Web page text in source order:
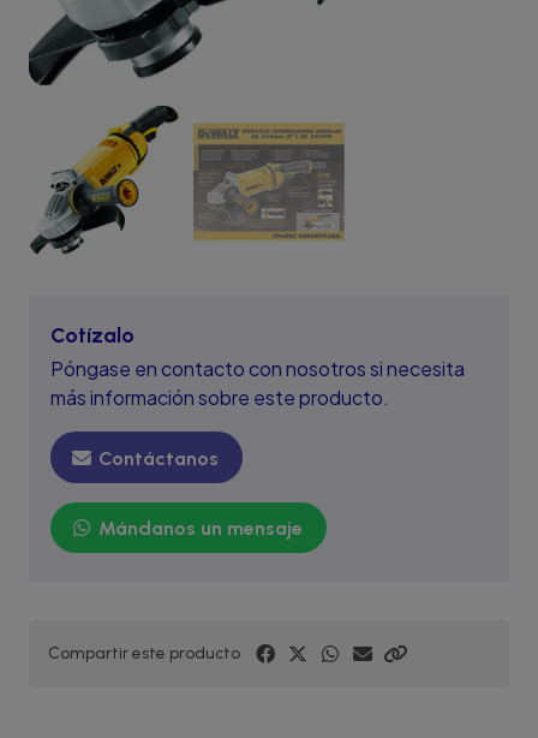
Cotízalo
Póngase en contacto con nosotros si necesita
más información sobre este producto.
Contáctanos
Mándanos un mensaje
Compartir este producto